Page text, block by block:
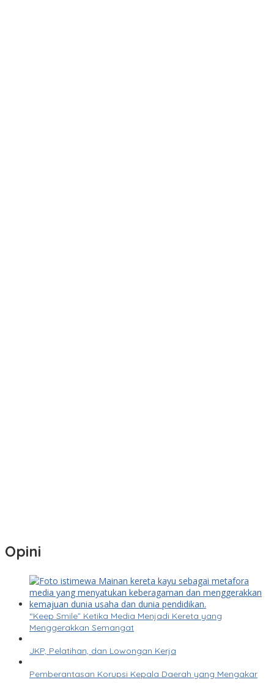
Opini
“Keep Smile” Ketika Media Menjadi Kereta yang
Menggerakkan Semangat
JKP, Pelatihan, dan Lowongan Kerja
Pemberantasan Korupsi Kepala Daerah yang Mengakar